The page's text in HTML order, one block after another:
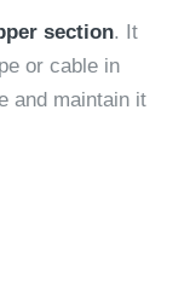
section. It
or cable in
and maintain it